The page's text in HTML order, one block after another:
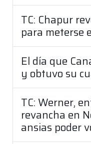
TC: Chapur
para meterse
El día que
y obtuvo su
TC: Werner,
revancha en
ansias poder